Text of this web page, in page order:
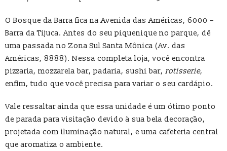
O Bosque da Barra fica na Avenida das Américas, 6000 –
Barra da Tijuca. Antes do seu piquenique no parque, dê
uma passada no Zona Sul Santa Mônica (Av. das
Américas, 8888). Nessa completa loja, você encontra
pizzaria, mozzarela bar, padaria, sushi bar, rotisserie,
enfim, tudo que você precisa para variar o seu cardápio.
Vale ressaltar ainda que essa unidade é um ótimo ponto
de parada para visitação devido à sua bela decoração,
projetada com iluminação natural, e uma cafeteria central
que aromatiza o ambiente.